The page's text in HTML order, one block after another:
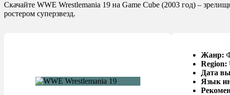
Скачайте WWE Wrestlemania 19 на Game Cube (2003 год) –
ростером суперзвезд.
Жанр:
Region:
Дата
Язык